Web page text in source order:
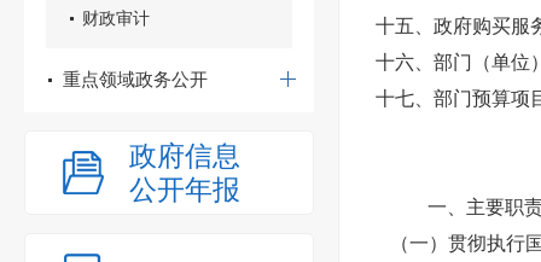
财政审计
重点领域政务公开
政府信息
公开年报
十五、政府购买服
十六、部门（单位
十七、部门预算项
一、主要职
（一）贯彻执行